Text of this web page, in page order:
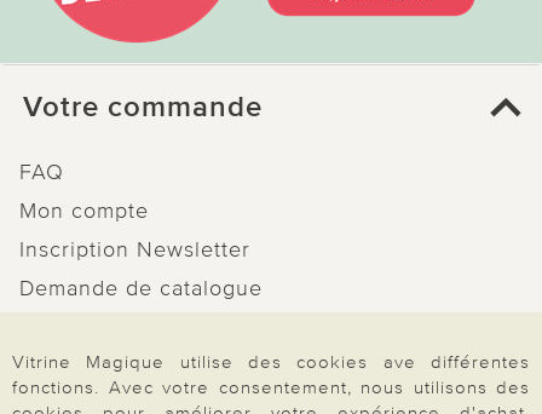
Votre commande
FAQ
Mon compte
Inscription Newsletter
Demande de catalogue
Droit de rétractation
Rétractation
Vitrine Magique utilise des cookies ave différentes
fonctions. Avec votre consentement, nous utilisons des